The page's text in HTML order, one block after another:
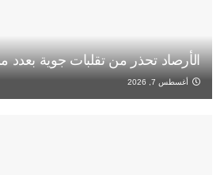
الأرصاد تحذر من تقلبات جوية بعدد
أغسطس 7, 2026